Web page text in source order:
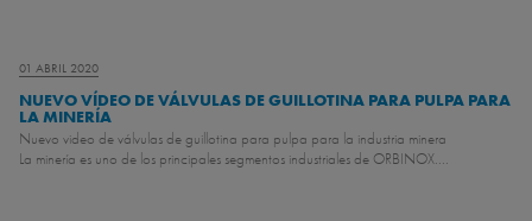
01 ABRIL 2020
NUEVO VÍDEO DE VÁLVULAS DE GUILLOTINA PARA PULPA PARA
LA MINERÍA
Nuevo video de válvulas de guillotina para pulpa para la industria minera
La minería es uno de los principales segmentos industriales de ORBINOX....